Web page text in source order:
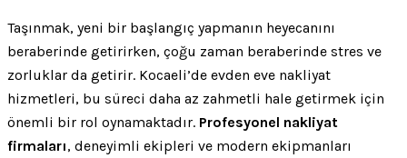
Taşınmak, yeni bir başlangıç yapmanın heyecanını
beraberinde getirirken, çoğu zaman beraberinde stres ve
zorluklar da getirir. Kocaeli’de evden eve nakliyat
hizmetleri, bu süreci daha az zahmetli hale getirmek için
önemli bir rol oynamaktadır. Profesyonel nakliyat
firmaları, deneyimli ekipleri ve modern ekipmanları